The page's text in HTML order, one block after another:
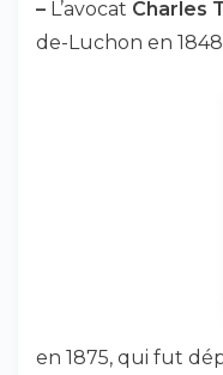
– L’avocat Charles
de-Luchon en
en 1875, qui fut